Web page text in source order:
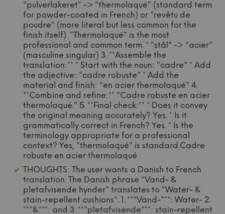
"pulverlakeret" -> "thermolaqué" (standard term
for powder-coated in French) or "revêtu de
poudre" (more literal but less common for the
finish itself). "Thermolaqué" is the most
professional and common term. * "stål" -> "acier"
(masculine singular) 3. **Assemble the
translation:** * Start with the noun: "cadre" * Add
the adjective: "cadre robuste" * Add the
material and finish: "en acier thermolaqué" 4.
**Combine and refine:** "Cadre robuste en acier
thermolaqué." 5. **Final check:** * Does it convey
the original meaning accurately? Yes. * Is it
grammatically correct in French? Yes. * Is the
terminology appropriate for a professional
context? Yes, "thermolaqué" is standard.Cadre
robuste en acier thermolaqué
THOUGHTS: The user wants a Danish to French
translation. The Danish phrase "Vand- &
pletafvisende hynder" translates to "Water- &
stain-repellent cushions". 1. **"Vand-"**: Water- 2.
**"&"**: and 3. **"pletafvisende"**: stain-repellent